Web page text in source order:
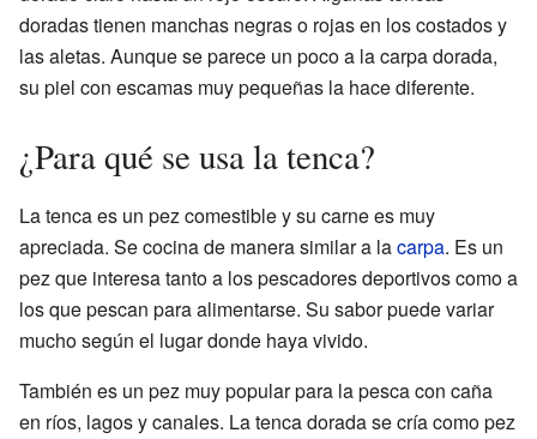
doradas tienen manchas negras o rojas en los costados y
las aletas. Aunque se parece un poco a la carpa dorada,
su piel con escamas muy pequeñas la hace diferente.
¿Para qué se usa la tenca?
La tenca es un pez comestible y su carne es muy
apreciada. Se cocina de manera similar a lacarpa. Es un
pez que interesa tanto a los pescadores deportivos como a
los que pescan para alimentarse. Su sabor puede variar
mucho según el lugar donde haya vivido.
También es un pez muy popular para la pesca con caña
en ríos, lagos y canales. La tenca dorada se cría como pez